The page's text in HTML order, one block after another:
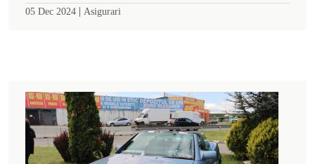
05 Dec 2024 | Asigurari